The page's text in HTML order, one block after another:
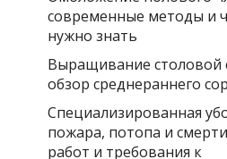
современные методы и
нужно знать
Выращивание столовой
обзор среднераннего
Специализированная
пожара, потопа и
работ и требования к